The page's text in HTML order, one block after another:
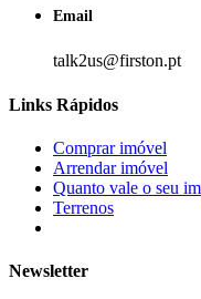
Email
talk2us@firston.pt
Links Rápidos
Comprar imóvel
Arrendar imóvel
Quanto vale o seu
Terrenos
Newsletter